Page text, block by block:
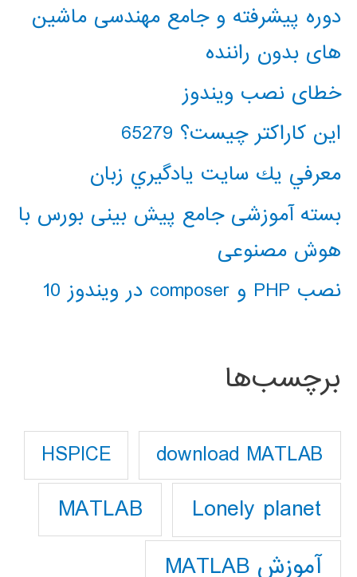
دوره پیشرفته و جامع مهندسی ماشین
های بدون راننده
خطای نصب ویندوز
این کاراکتر چیست؟ 65279
معرفي يك سايت يادگيري زبان
بسته آموزشی جامع پیش بینی بورس با
هوش مصنوعی
نصب PHP و composer در ویندوز 10
برچسب‌ها
download MATLAB
HSPICE
Lonely planet
MATLAB
آموزش MATLAB